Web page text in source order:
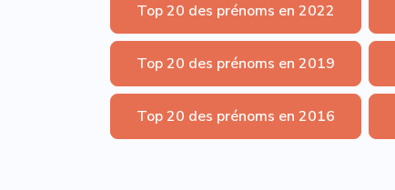
Top 20 des prénoms en 2022
Top 20 des prénoms en 2019
Top 20 des prénoms en 2016